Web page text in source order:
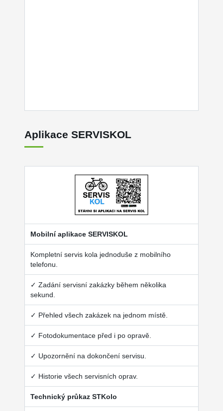
Aplikace SERVISKOL
Mobilní aplikace SERVISKOL
Kompletní servis kola jednoduše z mobilního
telefonu.
✓ Zadání servisní zakázky během několika
sekund.
✓ Přehled všech zakázek na jednom místě.
✓ Fotodokumentace před i po opravě.
✓ Upozornění na dokončení servisu.
✓ Historie všech servisních oprav.
Technický průkaz STKolo